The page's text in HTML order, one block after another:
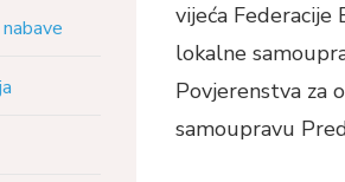
vijeća Federacije
lokalne
Povjerenstva za
samoupravu